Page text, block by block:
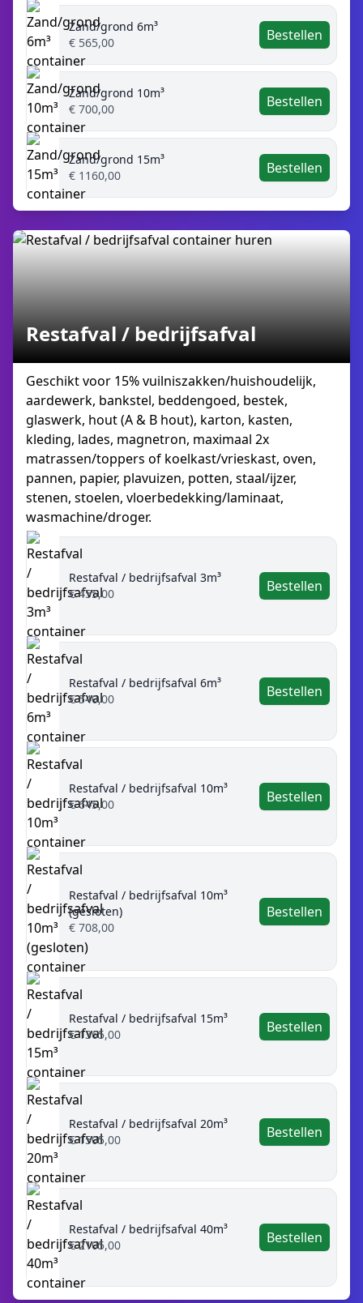
Zand/grond 6m³
€ 565,00
Bestellen
Zand/grond 10m³
€ 700,00
Bestellen
Zand/grond 15m³
€ 1160,00
Bestellen
Restafval / bedrijfsafval
Geschikt voor 15% vuilniszakken/huishoudelijk,
aardewerk, bankstel, beddengoed, bestek,
glaswerk, hout (A & B hout), karton, kasten,
kleding, lades, magnetron, maximaal 2x
matrassen/toppers of koelkast/vrieskast, oven,
pannen, papier, plavuizen, potten, staal/ijzer,
stenen, stoelen, vloerbedekking/laminaat,
wasmachine/droger.
Restafval / bedrijfsafval 3m³
€ 455,00
Bestellen
Restafval / bedrijfsafval 6m³
€ 540,00
Bestellen
Restafval / bedrijfsafval 10m³
€ 645,00
Bestellen
Restafval / bedrijfsafval 10m³
(gesloten)
€ 708,00
Bestellen
Restafval / bedrijfsafval 15m³
€ 1365,00
Bestellen
Restafval / bedrijfsafval 20m³
€ 1505,00
Bestellen
Restafval / bedrijfsafval 40m³
€ 2105,00
Bestellen